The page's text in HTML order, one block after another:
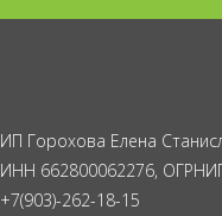
ИП Горохова Елена
ИНН 662800062276,
+7(903)-262-18-15